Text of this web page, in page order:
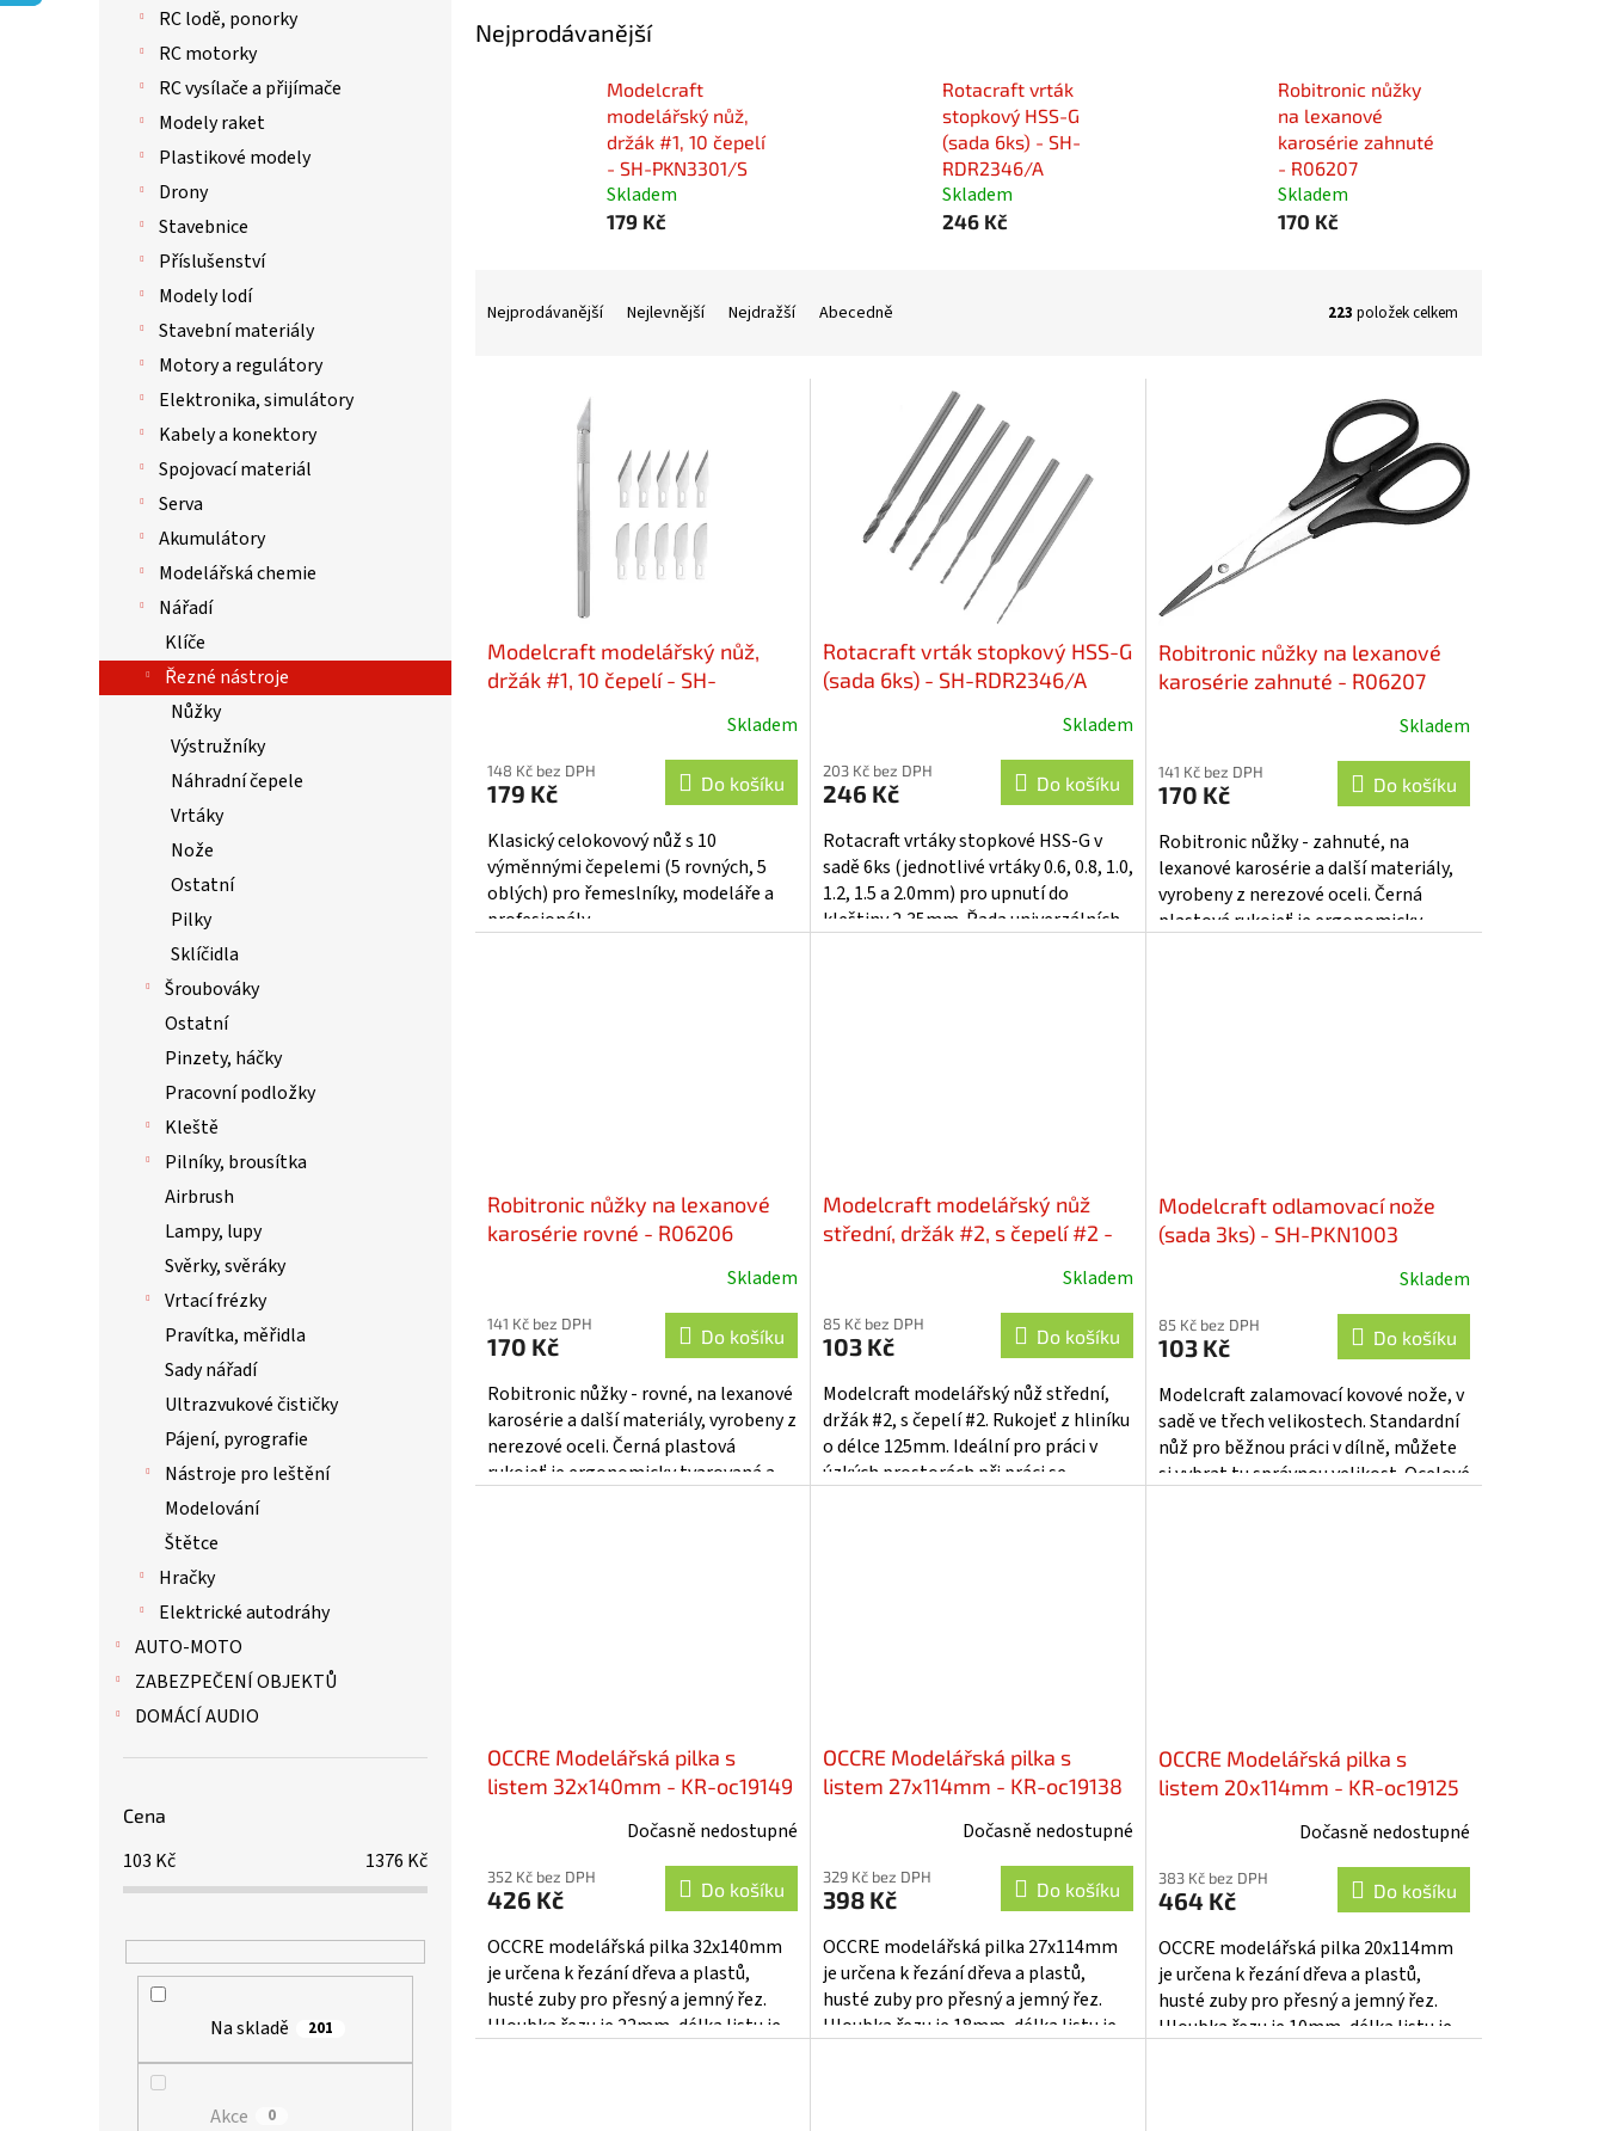
RC lodě, ponorky
RC motorky
RC vysílače a přijímače
Modely raket
Plastikové modely
Drony
Stavebnice
Příslušenství
Modely lodí
Stavební materiály
Motory a regulátory
Elektronika, simulátory
Kabely a konektory
Spojovací materiál
Serva
Akumulátory
Modelářská chemie
Nářadí
Klíče
Řezné nástroje
Nůžky
Výstružníky
Náhradní čepele
Vrtáky
Nože
Ostatní
Pilky
Sklíčidla
Šroubováky
Ostatní
Pinzety, háčky
Pracovní podložky
Kleště
Pilníky, brousítka
Airbrush
Lampy, lupy
Svěrky, svěráky
Vrtací frézky
Pravítka, měřidla
Sady nářadí
Ultrazvukové čističky
Pájení, pyrografie
Nástroje pro leštění
Modelování
Štětce
Hračky
Elektrické autodráhy
AUTO-MOTO
ZABEZPEČENÍ OBJEKTŮ
DOMÁCÍ AUDIO
Cena
103 Kč 1376 Kč
Na skladě 201
Akce 0
Nejprodávanější
Modelcraft
modelářský nůž,
držák #1, 10 čepelí
- SH-PKN3301/S
Skladem
179 Kč
Rotacraft vrták
stopkový HSS-G
(sada 6ks) - SH-
RDR2346/A
Skladem
246 Kč
Robitronic nůžky
na lexanové
karosérie zahnuté
- R06207
Skladem
170 Kč
Nejprodávanější Nejlevnější Nejdražší Abecedně 223 položek celkem
Modelcraft modelářský nůž,
držák #1, 10 čepelí - SH-
Skladem
148 Kč bez DPH
179 Kč Do košíku
Klasický celokovový nůž s 10
výměnnými čepelemi (5 rovných, 5
oblých) pro řemeslníky, modeláře a
profesionály.
Rotacraft vrták stopkový HSS-G
(sada 6ks) - SH-RDR2346/A
Skladem
203 Kč bez DPH
246 Kč Do košíku
Rotacraft vrtáky stopkové HSS-G v
sadě 6ks (jednotlivé vrtáky 0.6, 0.8, 1.0,
1.2, 1.5 a 2.0mm) pro upnutí do
kleštiny 2,35mm. Řada univerzálních
Robitronic nůžky na lexanové
karosérie zahnuté - R06207
Skladem
141 Kč bez DPH
170 Kč Do košíku
Robitronic nůžky - zahnuté, na
lexanové karosérie a další materiály,
vyrobeny z nerezové oceli. Černá
plastová rukojeť je ergonomicky
Robitronic nůžky na lexanové
karosérie rovné - R06206
Skladem
141 Kč bez DPH
170 Kč Do košíku
Robitronic nůžky - rovné, na lexanové
karosérie a další materiály, vyrobeny z
nerezové oceli. Černá plastová
rukojeť je ergonomicky tvarovaná a
Modelcraft modelářský nůž
střední, držák #2, s čepelí #2 -
Skladem
85 Kč bez DPH
103 Kč Do košíku
Modelcraft modelářský nůž střední,
držák #2, s čepelí #2. Rukojeť z hliníku
o délce 125mm. Ideální pro práci v
úzkých prostorách při práci se
Modelcraft odlamovací nože
(sada 3ks) - SH-PKN1003
Skladem
85 Kč bez DPH
103 Kč Do košíku
Modelcraft zalamovací kovové nože, v
sadě ve třech velikostech. Standardní
nůž pro běžnou práci v dílně, můžete
si vybrat tu správnou velikost. Ocelové
OCCRE Modelářská pilka s
listem 32x140mm - KR-oc19149
Dočasně nedostupné
352 Kč bez DPH
426 Kč Do košíku
OCCRE modelářská pilka 32x140mm
je určena k řezání dřeva a plastů,
husté zuby pro přesný a jemný řez.
Hloubka řezu je 22mm, délka listu je
OCCRE Modelářská pilka s
listem 27x114mm - KR-oc19138
Dočasně nedostupné
329 Kč bez DPH
398 Kč Do košíku
OCCRE modelářská pilka 27x114mm
je určena k řezání dřeva a plastů,
husté zuby pro přesný a jemný řez.
Hloubka řezu je 18mm, délka listu je
OCCRE Modelářská pilka s
listem 20x114mm - KR-oc19125
Dočasně nedostupné
383 Kč bez DPH
464 Kč Do košíku
OCCRE modelářská pilka 20x114mm
je určena k řezání dřeva a plastů,
husté zuby pro přesný a jemný řez.
Hloubka řezu je 10mm, délka listu je